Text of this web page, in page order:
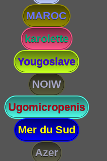
MAROC
karolette
Yougoslave
NOIW
Ugomicropenis
Mer du Sud
Azer